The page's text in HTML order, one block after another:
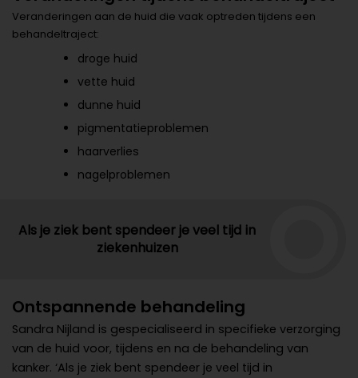
Veranderingen aan de huid die vaak optreden tijdens een
behandeltraject:
droge huid
vette huid
dunne huid
pigmentatieproblemen
haarverlies
nagelproblemen
Als je ziek bent spendeer je veel tijd in
ziekenhuizen
Ontspannende behandeling
Sandra Nijland is gespecialiseerd in specifieke verzorging
van de huid voor, tijdens en na de behandeling van
kanker. ‘Als je ziek bent spendeer je veel tijd in